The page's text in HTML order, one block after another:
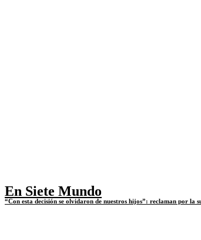
En Siete Mundo
“Con esta decisión se olvidaron de nuestros hijos”: reclaman por la